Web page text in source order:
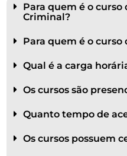
Para quem é o curso
Criminal?
Para quem é o
Qual é a carga
Os cursos são
Quanto tempo de
Os cursos possuem